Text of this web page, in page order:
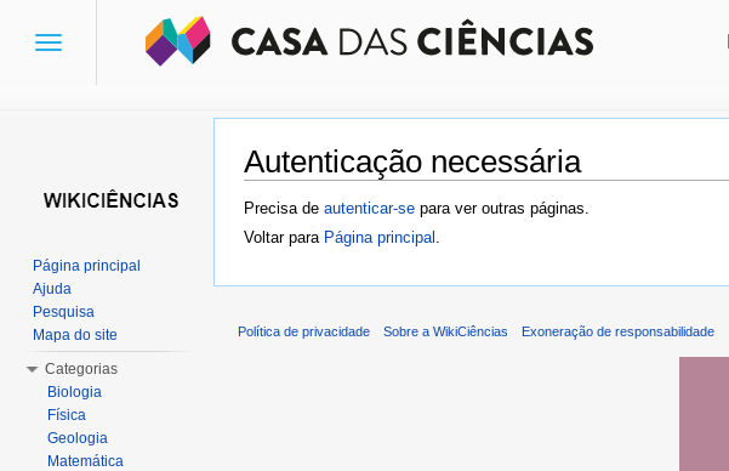
Autenticação necessária
Ir para:navegação,pesquisa
Precisa de autenticar-se para ver outras páginas.
Voltar para Página principal
Toggle
Página principal
Ajuda
Pesquisa
Mapa do site
Categorias
Biologia
Física
Geologia
Matemática
Política de privacidade Sobre a WikiCiências Exoneração de responsabilidade